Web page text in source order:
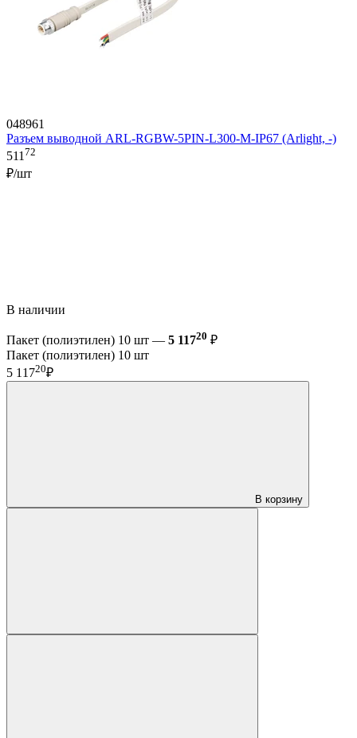
048961
Разъем выводной ARL-RGBW-5PIN-L300-M-IP67 (Arlight, -)
51172
₽/шт
В наличии
Пакет (полиэтилен) 10 шт — 5 11720 ₽
Пакет (полиэтилен) 10 шт
5 11720₽
В корзину